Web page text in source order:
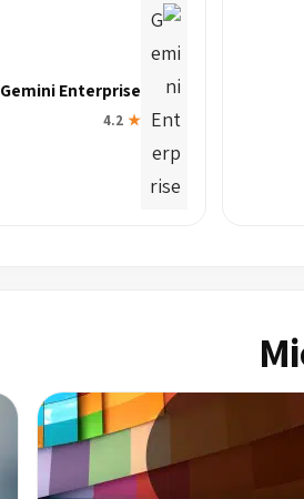
Gemini Enterprise
★